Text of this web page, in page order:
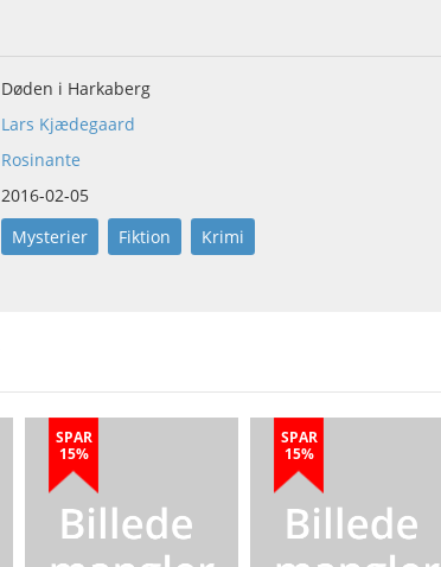
Døden i Harkaberg
Lars Kjædegaard
Rosinante
2016-02-05
Mysterier Fiktion Krimi
SPAR
15%
SPAR
15%